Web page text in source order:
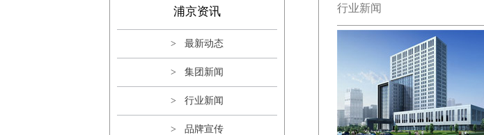
浦京资讯
> 最新动态
> 集团新闻
> 行业新闻
> 品牌宣传
行业新闻